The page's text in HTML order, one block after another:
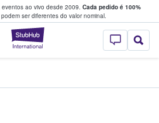
ao vivo desde 2009. Cada pedido é 100%
ser diferentes do valor nominal.
StubHub – onde
vendem bilhetes